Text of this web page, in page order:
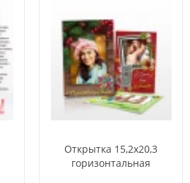
Открытка 15,2x20,3
горизонтальная